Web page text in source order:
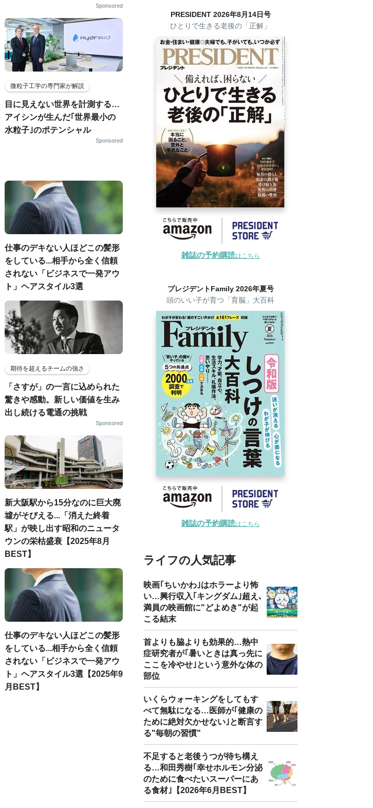
Sponsored
微粒子工学の専門家が解説
目に見えない世界を計測する…
アイシンが生んだ｢世界最小の
水粒子｣のポテンシャル
Sponsored
仕事のデキない人ほどこの髪形
をしている...相手から全く信頼
されない「ビジネスで一発アウ
ト」ヘアスタイル3選
期待を超えるチームの強さ
「さすが」の一言に込められた
驚きや感動。新しい価値を生み
出し続ける電通の挑戦
Sponsored
新大阪駅から15分なのに巨大廃
墟がそびえる...「消えた終着
駅」が映し出す昭和のニュータ
ウンの栄枯盛衰【2025年8月
BEST】
仕事のデキない人ほどこの髪形
をしている...相手から全く信頼
されない「ビジネスで一発アウ
ト」ヘアスタイル3選【2025年9
月BEST】
PRESIDENT 2026年8月14日号
ひとりで生きる老後の「正解」
雑誌の予約購読はこちら
プレジデントFamily 2026年夏号
頭のいい子が育つ「育脳」大百科
雑誌の予約購読はこちら
ライフの人気記事
映画｢ちいかわ｣はホラーより怖
い…興行収入｢キングダム｣超え､
満員の映画館に"どよめき"が起
こる結末
首よりも脇よりも効果的…熱中
症研究者が｢暑いときは真っ先に
ここを冷やせ｣という意外な体の
部位
いくらウォーキングをしてもす
べて無駄になる…医師が｢健康の
ために絶対欠かせない｣と断言す
る"毎朝の習慣"
不足すると老後うつが待ち構え
る…和田秀樹｢幸せホルモン分泌
のために食べたいスーパーにあ
る食材｣【2026年6月BEST】